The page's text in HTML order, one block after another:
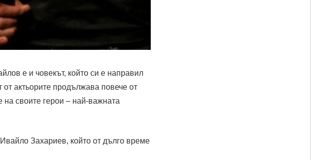
е и човекът, който си е направил
от актьорите продължава повече от
на своите герои – най-важната
Захариев, който от дълго време